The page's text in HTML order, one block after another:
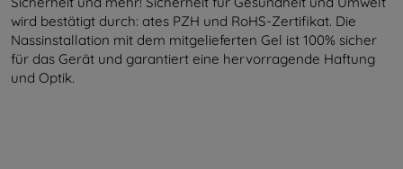
wird bestätigt durch: ates PZH und RoHS-Zertifikat. Die
Nassinstallation mit dem mitgelieferten Gel ist 100% sicher
für das Gerät und garantiert eine hervorragende Haftung
und Optik.